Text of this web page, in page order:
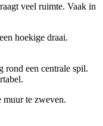
veel ruimte. Vaak in
hoekige draai.
een centrale spil.
te zweven.